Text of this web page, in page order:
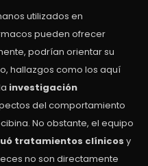
utilizados en
pueden ofrecer
podrían orientar su
hallazgos como los aquí
investigación
del comportamiento
No obstante, el equipo
tratamientos clínicos y
no son directamente